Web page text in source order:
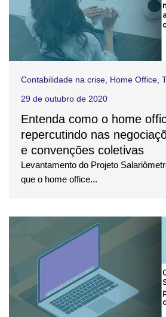
Contabilidade na crise, Home Office,
29 de outubro de 2020
Entenda como o home
repercutindo nas
e convenções coletivas
Levantamento do Projeto
que o home office...